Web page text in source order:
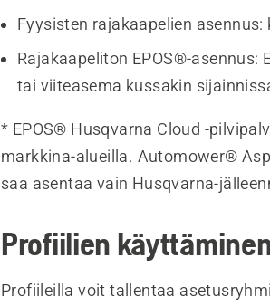
Fyysisten rajakaapelien
Rajakaapeliton EPOS®-asennus:
tai viiteasema kussakin
* EPOS® Husqvarna Cloud -
markkina-alueilla. Automower®
saa asentaa vain Husqvarna-
Profiilien
Profiileilla voit tallentaa